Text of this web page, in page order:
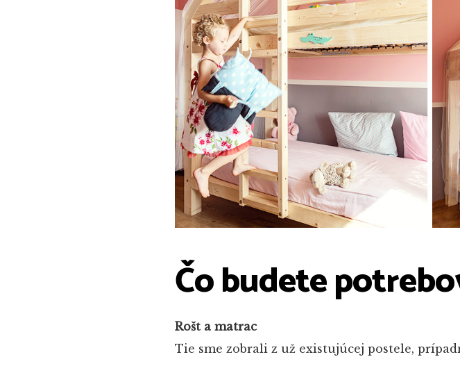
Čo budete
Rošt a matrac
Tie sme zobrali z už existujúcej postele,